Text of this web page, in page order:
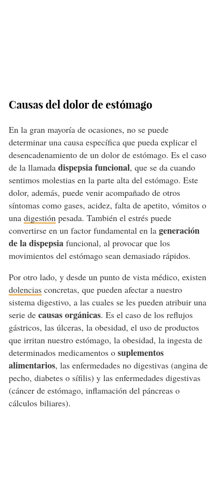
Causas del dolor de estómago
En la gran mayoría de ocasiones, no se puede
determinar una causa específica que pueda explicar el
desencadenamiento de un dolor de estómago. Es el caso
de la llamada dispepsia funcional, que se da cuando
sentimos molestias en la parte alta del estómago. Este
dolor, además, puede venir acompañado de otros
síntomas como gases, acidez, falta de apetito, vómitos o
una digestiónpesada. También el estrés puede
convertirse en un factor fundamental en la generación
de la dispepsiafuncional, al provocar que los
movimientos del estómago sean demasiado rápidos.
Por otro lado, y desde un punto de vista médico, existen
dolenciasconcretas, que pueden afectar a nuestro
sistema digestivo, a las cuales se les pueden atribuir una
serie de causas orgánicas. Es el caso de los reflujos
gástricos, las úlceras, la obesidad, el uso de productos
que irritan nuestro estómago, la obesidad, la ingesta de
determinados medicamentos o suplementos
alimentarios, las enfermedades no digestivas (angina de
pecho, diabetes o sífilis) y las enfermedades digestivas
(cáncer de estómago, inflamación del páncreas o
cálculos biliares).